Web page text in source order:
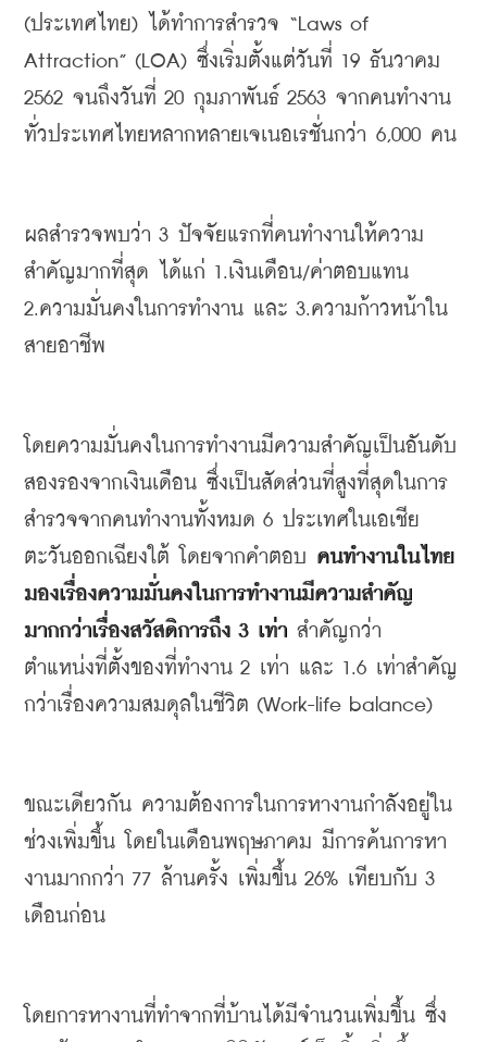
(ประเทศไทย) ได้ทำการสำรวจ “Laws of
Attraction” (LOA) ซึ่งเริ่มตั้งแต่วันที่ 19 ธันวาคม
2562 จนถึงวันที่ 20 กุมภาพันธ์ 2563 จากคนทำงาน
ทั่วประเทศไทยหลากหลายเจเนอเรชั่นกว่า 6,000 คน
ผลสำรวจพบว่า 3 ปัจจัยแรกที่คนทำงานให้ความ
สำคัญมากที่สุด
ได้แก่ 1.เงินเดือน/ค่าตอบแทน
2.ความมั่นคงในการทำงาน และ 3.ความก้าวหน้าใน
สายอาชีพ
โดยความมั่นคงในการทำงานมีความสำคัญเป็นอันดับ
สองรองจากเงินเดือน ซึ่งเป็นสัดส่วนที่สูงที่สุดในการ
สำรวจจากคนทำงานทั้งหมด 6 ประเทศในเอเชีย
ตะวันออกเฉียงใต้
โดยจากคำตอบ คนทำงานในไทย
มองเรื่องความมั่นคงในการทำงานมีความสำคัญ
มากกว่าเรื่องสวัสดิการถึง 3 เท่า สำคัญกว่า
ตำแหน่งที่ตั้งของที่ทำงาน 2 เท่า และ 1.6 เท่าสำคัญ
กว่าเรื่องความสมดุลในชีวิต (Work-life balance)
ขณะเดียวกัน ความต้องการในการหางานกำลังอยู่ใน
ช่วงเพิ่มขึ้น โดยในเดือนพฤษภาคม มีการค้นการหา
งานมากกว่า 77 ล้านครั้ง เพิ่มขึ้น 26% เทียบกับ
เดือนก่อน
โดยการหางานที่ทำจากที่บ้านได้มีจำนวนเพิ่มขึ้น ซึ่ง